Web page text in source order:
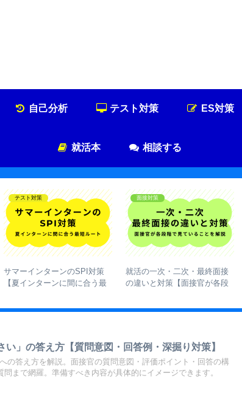
自己分析 テスト対策 ES対策
就活本 相談する
テスト対策
サマーインターンのSPI対策
【夏インターンに間に合う最
面接対策
就活の一次・二次・最終面接
の違いと対策【面接官が各段
」の答え方【質問意図・回答例・深掘り対策】
の答え方を解説。面接官の質問意図・評価ポイント・回答の構
まで網羅。準備すべき内容が具体的にイメージできます。